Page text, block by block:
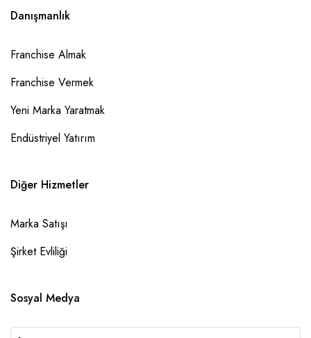
Danışmanlık
Franchise Almak
Franchise Vermek
Yeni Marka Yaratmak
Endüstriyel Yatırım
Diğer Hizmetler
Marka Satışı
Şirket Evliliği
Sosyal Medya